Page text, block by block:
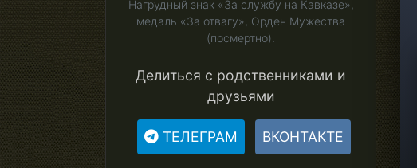
Нагрудный знак «За службу на Кавказе»,
медаль «За отвагу», Орден Мужества
(посмертно).
Делиться с родственниками и
друзьями
ТЕЛЕГРАМ ВКОНТАКТЕ